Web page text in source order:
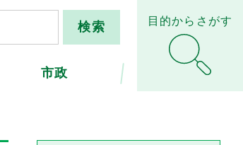
市政
目的からさがす